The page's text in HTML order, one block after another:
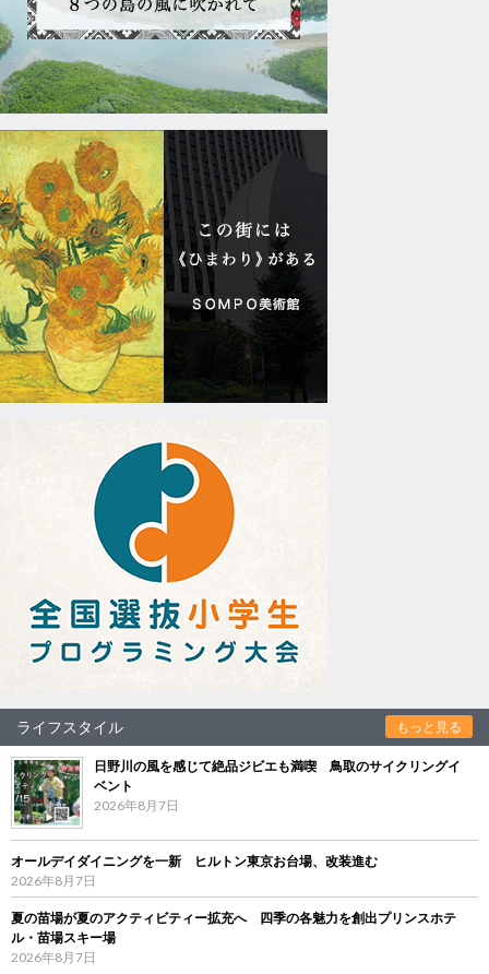
ライフスタイル もっと見る
日野川の風を感じて絶品ジビエも満喫 鳥取のサイクリングイ
ベント
2026年8月7日
オールデイダイニングを一新 ヒルトン東京お台場、改装進む
2026年8月7日
夏の苗場が夏のアクティビティー拡充へ 四季の各魅力を創出プリンスホテ
ル・苗場スキー場
2026年8月7日